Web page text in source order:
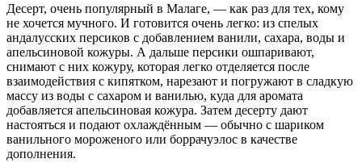
Десерт, очень популярный в Малаге, — как раз для тех, кому
не хочется мучного. И готовится очень легко: из спелых
андалусских персиков с добавлением ванили, сахара, воды и
апельсиновой кожуры. А дальше персики ошпаривают,
снимают с них кожуру, которая легко отделяется после
взаимодействия с кипятком, нарезают и погружают в сладкую
массу из воды с сахаром и ванилью, куда для аромата
добавляется апельсиновая кожура. Затем десерту дают
настояться и подают охлаждённым — обычно с шариком
ванильного мороженого или боррачуэлос в качестве
дополнения.